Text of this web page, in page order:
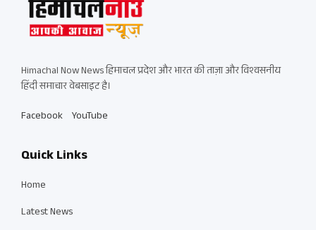
Himachal Now News हिमाचल प्रदेश और भारत की ताज़ा और विश्वसनीय
हिंदी समाचार वेबसाइट है।
Facebook YouTube
Quick Links
Home
Latest News